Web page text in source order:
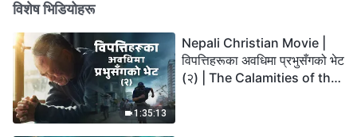
विशेष भिडियोहरू
1:35:13
Nepali Christian Movie |
विपत्तिहरूका अवधिमा प्रभुसँगको भेट
(२) | The Calamities of the